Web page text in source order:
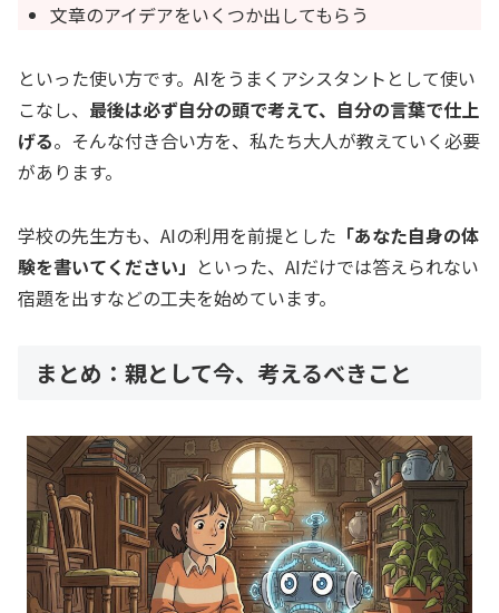
文章のアイデアをいくつか出してもらう
といった使い方です。AIをうまくアシスタントとして使い
こなし、 最後は必ず自分の頭で考えて、自分の言葉で仕上
げる。そんな付き合い方を、私たち大人が教えていく必要
があります。
学校の先生方も、AIの利用を前提とした 「あなた自身の体
験を書いてください」 といった、AIだけでは答えられない
宿題を出すなどの工夫を始めています。
まとめ：親として今、考えるべきこと